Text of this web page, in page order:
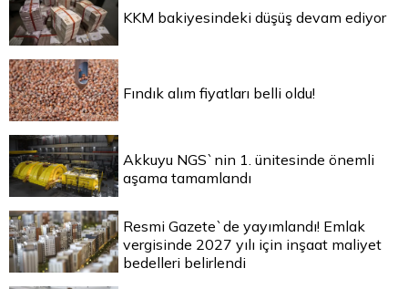
KKM bakiyesindeki düşüş devam ediyor
Fındık alım fiyatları belli oldu!
Akkuyu NGS`nin 1. ünitesinde önemli
aşama tamamlandı
Resmi Gazete`de yayımlandı! Emlak
vergisinde 2027 yılı için inşaat maliyet
bedelleri belirlendi